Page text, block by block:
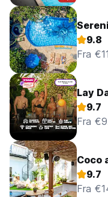
9.8
Fra
Lay
9.7
Fra
Coco
9.7
Fra